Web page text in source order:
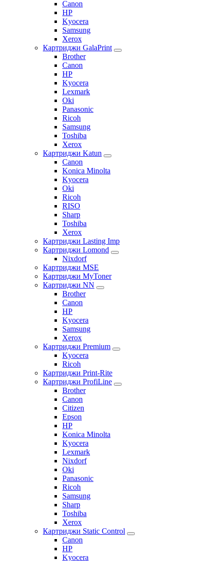
Canon
HP
Kyocera
Samsung
Xerox
Картриджи GalaPrint
Brother
Canon
HP
Kyocera
Lexmark
Oki
Panasonic
Ricoh
Samsung
Toshiba
Xerox
Картриджи Katun
Canon
Konica Minolta
Kyocera
Oki
Ricoh
RISO
Sharp
Toshiba
Xerox
Картриджи Lasting Imp
Картриджи Lomond
Nixdorf
Картриджи MSE
Картриджи MyToner
Картриджи NN
Brother
Canon
HP
Kyocera
Samsung
Xerox
Картриджи Premium
Kyocera
Ricoh
Картриджи Print-Rite
Картриджи ProfiLine
Brother
Canon
Citizen
Epson
HP
Konica Minolta
Kyocera
Lexmark
Nixdorf
Oki
Panasonic
Ricoh
Samsung
Sharp
Toshiba
Xerox
Картриджи Static Control
Canon
HP
Kyocera